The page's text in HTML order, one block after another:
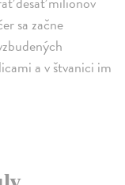
sa začne
a v štvanici im